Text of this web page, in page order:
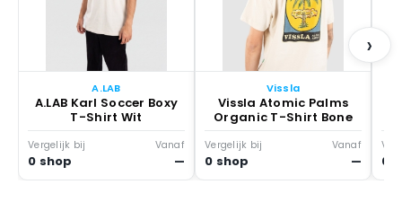
A.LAB
A.LAB Karl Soccer Boxy
T-Shirt Wit
Vergelijk bij
0 shop
Vanaf
—
Vissla
Vissla Atomic Palms
Organic T-Shirt Bone
Vergelijk bij
0 shop
Vanaf
— 0
›